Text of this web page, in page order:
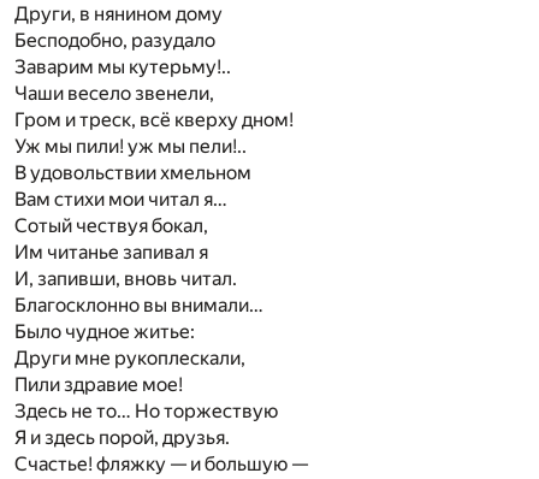
Други, в нянином дому
Бесподобно, разудало
Заварим мы кутерьму!..
Чаши весело звенели,
Гром и треск, всё кверху дном!
Уж мы пили! уж мы пели!..
В удовольствии хмельном
Вам стихи мои читал я…
Сотый чествуя бокал,
Им читанье запивал я
И, запивши, вновь читал.
Благосклонно вы внимали…
Было чудное житье:
Други мне рукоплескали,
Пили здравие мое!
Здесь не то… Но торжествую
Я и здесь порой, друзья.
Счастье! фляжку — и большую —